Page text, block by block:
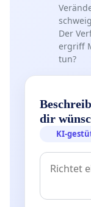
Der
ergriff
tun?
dir
KI-